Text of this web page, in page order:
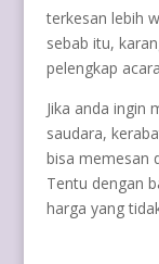
terkesan lebih
sebab itu,
pelengkap
Jika anda ingin
saudara,
bisa memesan
Tentu dengan
harga yang